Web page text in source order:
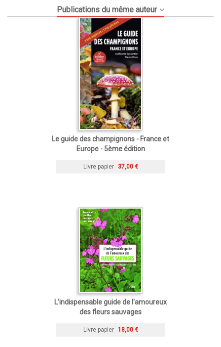
Publications du même auteur
Le guide des champignons - France et
Europe - 5ème édition
Livre papier 37,00 €
L'indispensable guide de l'amoureux
des fleurs sauvages
Livre papier 18,00 €